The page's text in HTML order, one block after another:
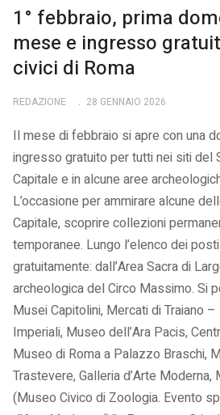
1° febbraio, prima
mese e ingresso
civici di Roma
REDAZIONE 28 GENNAIO 2026
Il mese di febbraio si apre con una
ingresso gratuito per tutti nei siti del
Capitale e in alcune aree
L’occasione per ammirare alcune
Capitale, scoprire collezioni
temporanee. Lungo l’elenco dei
gratuitamente: dall’Area Sacra di
archeologica del Circo Massimo. Si
Musei Capitolini, Mercati di Traiano
Imperiali, Museo dell’Ara Pacis,
Museo di Roma a Palazzo Braschi,
Trastevere, Galleria d’Arte Moderna,
(Museo Civico di Zoologia. Evento